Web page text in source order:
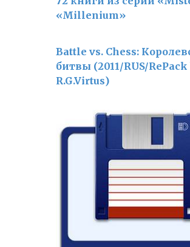
«Millenium»
Battle vs. Chess:
битвы (2011/RUS/RePack
R.G.Virtus)